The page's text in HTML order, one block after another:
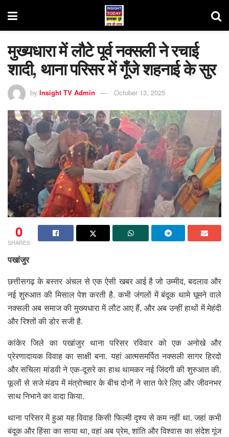
मुख्यधारा में लौटे पूर्व नक्सली ने रचाई
शादी, थाना परिसर में गूँजे शहनाई के सुर
by Insight TV Admin October 13, 2025
0
SHARES
पखांजुर
छत्तीसगढ़ के बस्तर अंचल से एक ऐसी खबर आई है जो उम्मीद, बदलाव और
नई शुरुआत की मिसाल पेश करती है. कभी जंगलों में बंदूक थामे घूमने वाले
नक्सली अब समाज की मुख्यधारा में लौट आए हैं, और अब उन्हीं हाथों में मेहंदी
और रिश्तों की डोर सजी है.
कांकेर जिले का पखांजुर थाना परिसर रविवार को एक अनोखे और
प्रेरणादायक विवाह का साक्षी बना. यहां आत्मसमर्पित नक्सली सागर हिरदो
और सचिला मांडवी ने एक-दूसरे का हाथ थामकर नई जिंदगी की शुरुआत की.
फूलों से सजे मंडप में मंत्रोच्चार के बीच दोनों ने सात फेरे लिए और जीवनभर
साथ निभाने का वादा किया.
थाना परिसर में हुआ यह विवाह किसी फिल्मी दृश्य से कम नहीं था. जहां कभी
बंदूक और हिंसा का साया था, वहां अब प्रेम, शांति और विश्वास का संदेश गूंज